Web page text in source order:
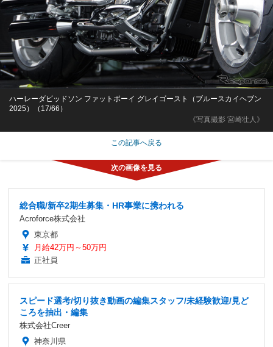
《写真撮影 宮崎壮人》
ハーレーダビッドソン ファットボーイ グレイゴースト（ブルースカイヘブン
2025）（17/66）
この記事へ戻る
総合職/新卒2期生募集・HR事業に携われる
Acroforce株式会社
東京都
月給42万円～50万円
正社員
スピード選考/切り抜き動画の編集スタッフ/未経験歓迎/見ど
ころを抽出・編集
株式会社Creer
神奈川県